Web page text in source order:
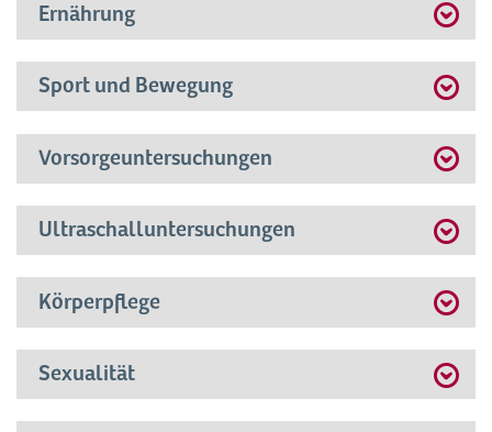
Ernährung
Sport und Bewegung
Vorsorgeuntersuchungen
Ultraschalluntersuchungen
Körperpflege
Sexualität